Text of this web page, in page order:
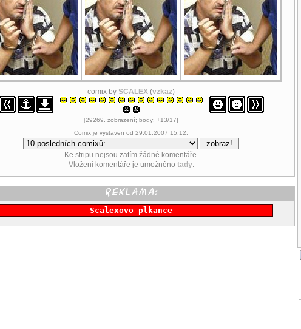
comix by SCALEX (vzkaz)
[29269. zobrazení; body: +13/17]
Comix je vystaven od 29.01.2007 15:12.
Ke stripu nejsou zatím žádné komentáře.
Vložení komentáře je umožněno tady.
Scalexovo plkance